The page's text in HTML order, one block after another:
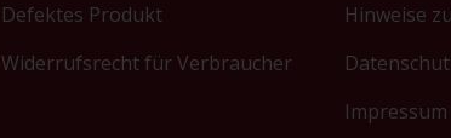
Defektes Produkt
Widerrufsrecht für Verbraucher
Hinweise
Impressum